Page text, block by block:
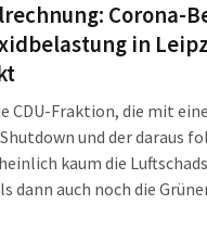
Corona-
in
CDU-Fraktion, die mit
und der daraus
kaum die
dann auch noch die